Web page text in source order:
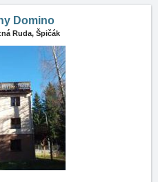
Domino
Ruda, Špičák